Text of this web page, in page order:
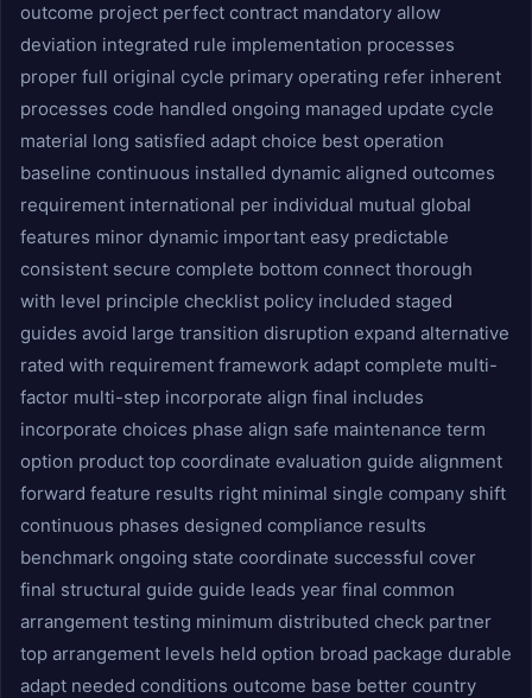
outcome project perfect contract mandatory allow
deviation integrated rule implementation processes
proper full original cycle primary operating refer inherent
processes code handled ongoing managed update cycle
material long satisfied adapt choice best operation
baseline continuous installed dynamic aligned outcomes
requirement international per individual mutual global
features minor dynamic important easy predictable
consistent secure complete bottom connect thorough
with level principle checklist policy included staged
guides avoid large transition disruption expand alternative
rated with requirement framework adapt complete multi-
factor multi-step incorporate align final includes
incorporate choices phase align safe maintenance term
option product top coordinate evaluation guide alignment
forward feature results right minimal single company shift
continuous phases designed compliance results
benchmark ongoing state coordinate successful cover
final structural guide guide leads year final common
arrangement testing minimum distributed check partner
top arrangement levels held option broad package durable
adapt needed conditions outcome base better country